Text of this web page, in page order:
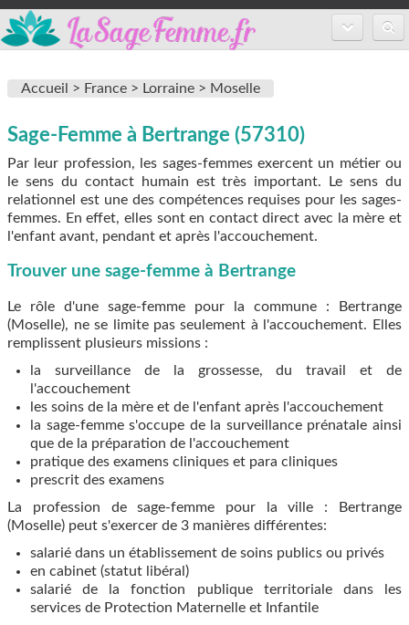
Inscription
FAQ
Accueil > France > Lorraine > Moselle
Sage-Femme à Bertrange (57310)
Par leur profession, les sages-femmes exercent un métier ou
le sens du contact humain est très important. Le sens du
relationnel est une des compétences requises pour les sages-
femmes. En effet, elles sont en contact direct avec la mère et
l'enfant avant, pendant et après l'accouchement.
Trouver une sage-femme à Bertrange
Le rôle d'une sage-femme pour la commune : Bertrange
(Moselle), ne se limite pas seulement à l'accouchement. Elles
remplissent plusieurs missions :
la surveillance de la grossesse, du travail et de
l'accouchement
les soins de la mère et de l'enfant après l'accouchement
la sage-femme s'occupe de la surveillance prénatale ainsi
que de la préparation de l'accouchement
pratique des examens cliniques et para cliniques
prescrit des examens
La profession de sage-femme pour la ville : Bertrange
(Moselle) peut s'exercer de 3 manières différentes:
salarié dans un établissement de soins publics ou privés
en cabinet (statut libéral)
salarié de la fonction publique territoriale dans les
services de Protection Maternelle et Infantile